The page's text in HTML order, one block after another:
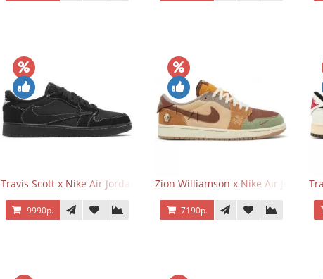
Travis Scott x Nike Air Jordan 1 Retro Low OG SP Black Phantom
9990р.
Zion Williamson x Nike Air Jordan 1
7190р.